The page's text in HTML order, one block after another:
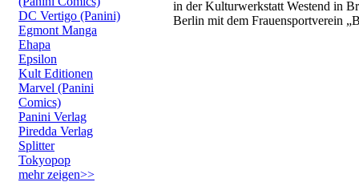
DC Vertigo (Panini)
Egmont Manga
Ehapa
Epsilon
Kult Editionen
Marvel (Panini
Comics)
Panini Verlag
Piredda Verlag
Splitter
Tokyopop
mehr zeigen>>
in der Kulturwerkstatt Westend in
Berlin mit dem Frauensportverein